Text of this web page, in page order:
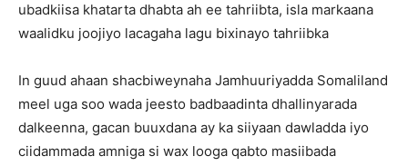
ubadkiisa khatarta dhabta ah ee tahriibta, isla markaana
waalidku joojiyo lacagaha lagu bixinayo tahriibka
In guud ahaan shacbiweynaha Jamhuuriyadda Somaliland
meel uga soo wada jeesto badbaadinta dhallinyarada
dalkeenna, gacan buuxdana ay ka siiyaan dawladda iyo
ciidammada amniga si wax looga qabto masiibada